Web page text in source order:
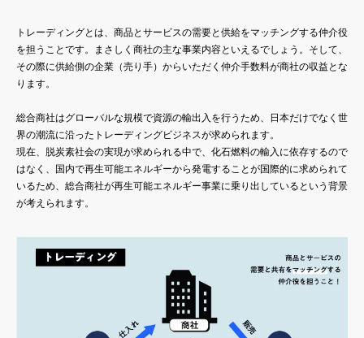
トレーディングとは、商品とサービスの需要と供給をマッチングする仲介役
を担うことです。まさしく商社の主な事業内容といえるでしょう。そして、
その際に供給側の企業（売り手）からいただく仲介手数料が商社の収益とな
ります。
総合商社はグローバルな規模で資源の輸出入を行うため、日本だけでなく世
界の潮流に沿ったトレーディングビジネスが求められます。
現在、脱炭素社会の実現が求められる中で、化石燃料の輸入に依存するので
はなく、国内で再生可能エネルギーから発電することが国際的に求められて
いるため、総合商社が再生可能エネルギー事業に乗り出しているという背景
が考えられます。